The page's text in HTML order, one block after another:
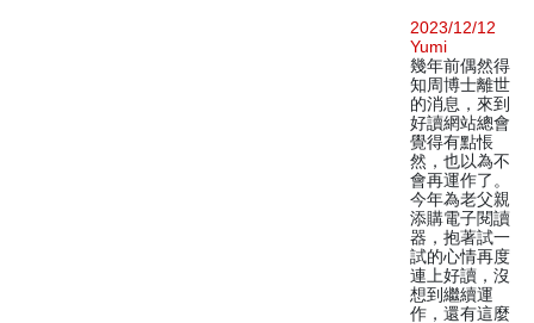
2023/12/12
Yumi
幾年前偶然得
知周博士離世
的消息，來到
好讀網站總會
覺得有點悵
然，也以為不
會再運作了。
今年為老父親
添購電子閱讀
器，抱著試一
試的心情再度
連上好讀，沒
想到繼續運
作，還有這麼